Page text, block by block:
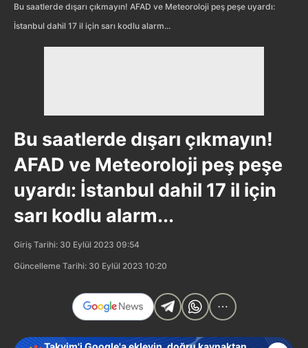
Bu saatlerde dışarı çıkmayın! AFAD ve Meteoroloji peş peşe uyardı:
İstanbul dahil 17 il için sarı kodlu alarm...
Bu saatlerde dışarı çıkmayın!
AFAD ve Meteoroloji peş peşe
uyardı: İstanbul dahil 17 il için
sarı kodlu alarm...
Giriş Tarihi: 30 Eylül 2023 09:54
Güncelleme Tarihi: 30 Eylül 2023 10:20